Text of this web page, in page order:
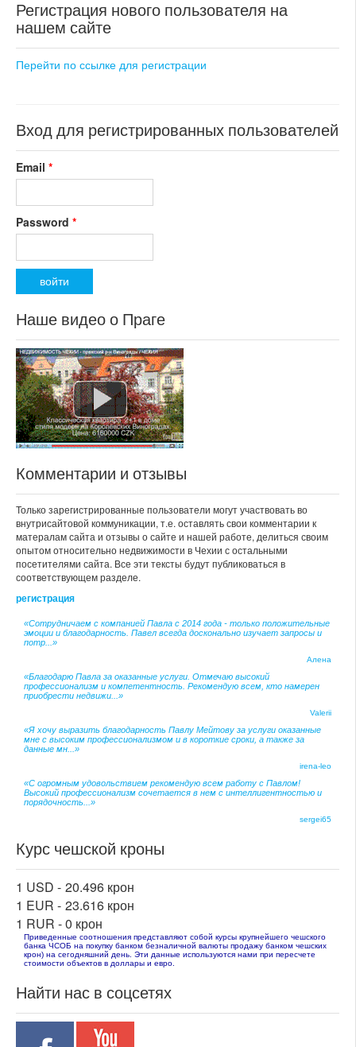
номер объекта:20422
раздел: объекты для
Регистрация нового пользователя на
нашем сайте
Перейти по ссылке для регистрации
Вход для регистрированных пользователей
Email *
Password *
Наше видео о Праге
Комментарии и отзывы
Только зарегистрированные пользователи могут участвовать во
внутрисайтовой коммуникации, т.е. оставлять свои комментарии к
матералам сайта и отзывы о сайте и нашей работе, делиться своим
опытом относительно недвижимости в Чехии с остальными
посетителями сайта. Все эти тексты будут публиковаться в
соответствующем разделе.
регистрация
«Сотрудничаем с компанией Павла с 2014 года - только положительные
эмоции и благодарность. Павел всегда досконально изучает запросы и
потр...»
Алена
«Благодарю Павла за оказанные услуги. Отмечаю высокий
профессионализм и компетентность. Рекомендую всем, кто намерен
приобрести недвижи...»
Valerii
«Я хочу выразить благодарность Павлу Мейтову за услуги оказанные
мне с высоким профессионализмом и в короткие сроки, а также за
данные мн...»
irena-leo
«С огромным удовольствием рекомендую всем работу с Павлом!
Высокий профессионализм сочетается в нем с интеллигентностью и
порядочность...»
sergei65
Курс чешской кроны
1 USD - 20.496 крон
1 EUR - 23.616 крон
1 RUR -0 крон
Приведенные соотношения представляют собой курсы крупнейшего чешского
банка ЧСОБ на покупку банком безналичной валюты продажу банком чешских
крон) на сегодняшний день. Эти данные используются нами при пересчете
стоимости объектов в доллары и евро.
Найти нас в соцсетях